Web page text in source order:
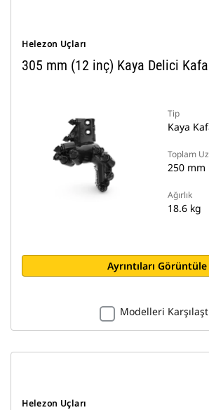
Helezon Uçları
305 mm (12 inç) Kaya Delici
Tip
Kaya
Toplam
250 mm
Ağırlık
18.6 kg
Ayrıntıları Görüntüle
Modelleri
Helezon Uçları